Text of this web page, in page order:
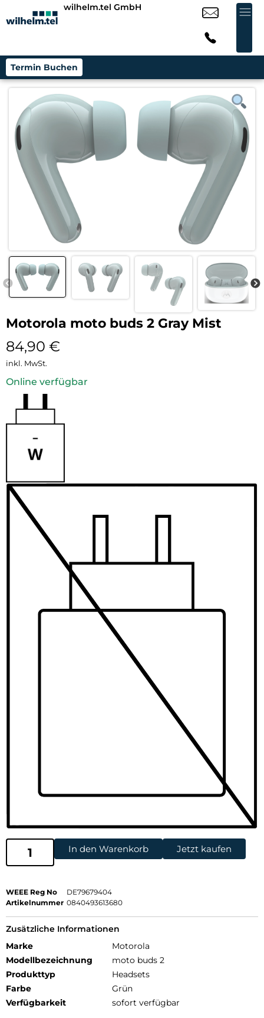
wilhelm.tel GmbH
Termin Buchen
Motorola moto buds 2 Gray Mist
84,90 €
inkl. MwSt.
Online verfügbar
In den Warenkorb Jetzt kaufen
WEEE Reg No
DE79679404
Artikelnummer 0840493613680
Zusätzliche Informationen
Marke
Motorola
Modellbezeichnung
moto buds 2
Produkttyp
Headsets
Farbe
Grün
Verfügbarkeit
sofort verfügbar